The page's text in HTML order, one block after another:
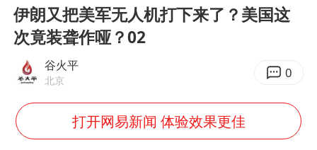
白海豚路径图
宇树申购 中一签有望赚20万元
NBA传奇教练老尼尔森去世
伊朗又把美军无人机打下来了？美国这
次竟装聋作哑？02
谷火平
北京 0
打开网易新闻 体验效果更佳